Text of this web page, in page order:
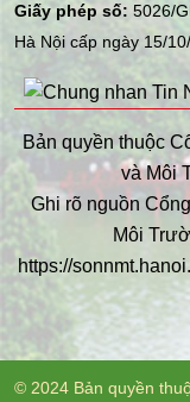
Giấy phép số: 5026/
Hà Nội cấp ngày 15/
Bản quyền thuộc
và Môi
Ghi rõ nguồn
Môi
https://
© 2024 Bản quyền